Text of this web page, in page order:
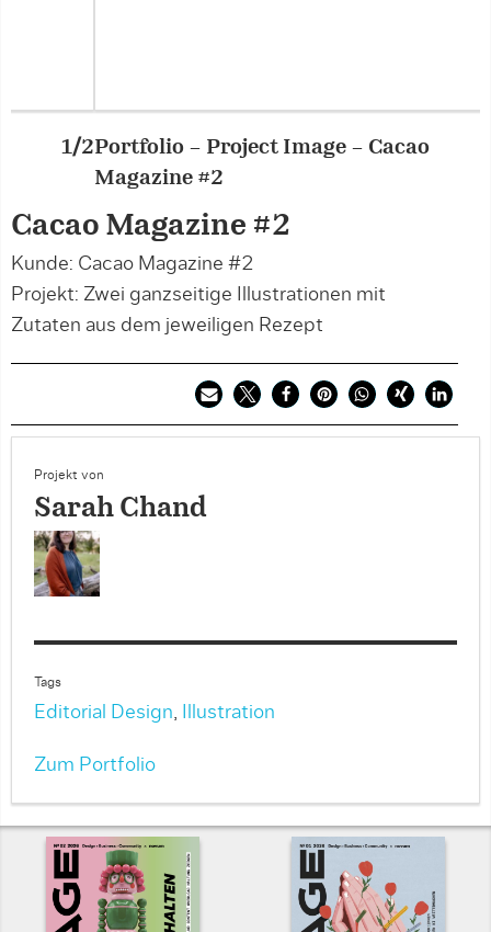
Portfolio – Project Image – Cacao
Magazine #2
Cacao Magazine #2
Kunde: Cacao Magazine #2
Projekt: Zwei ganzseitige Illustrationen mit
Zutaten aus dem jeweiligen Rezept
Projekt von
Sarah Chand
Tags
Editorial Design, Illustration
Zum Portfolio